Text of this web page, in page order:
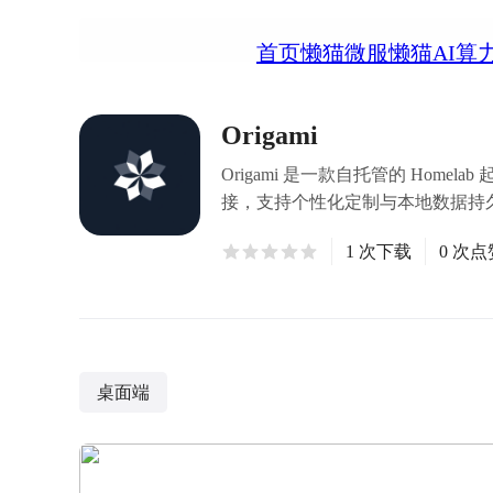
首页懒猫微服懒猫AI算
Origami
Origami 是一款自托管的 Homelab
接，支持个性化定制与本地数据
1 次下载 0 次点
桌面端